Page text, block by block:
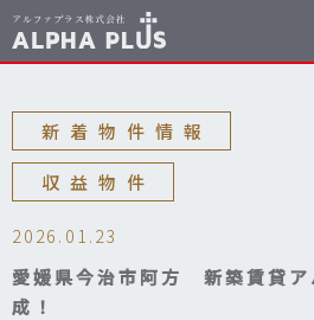
新着物件情報
収益物件
2026.01.23
愛媛県今治市阿方 新築賃貸
成！